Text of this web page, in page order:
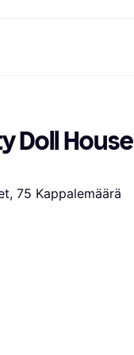
Doll House
75 Kappalemäärä